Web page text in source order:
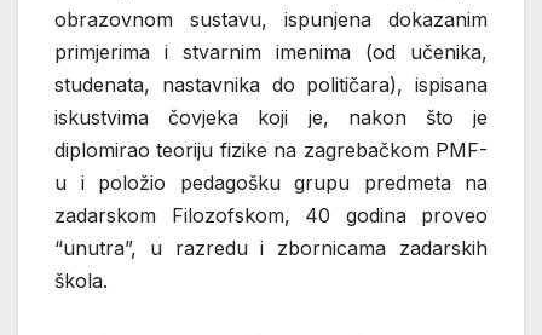
obrazovnom sustavu, ispunjena dokazanim
primjerima i stvarnim imenima (od učenika,
studenata, nastavnika do političara), ispisana
iskustvima čovjeka koji je, nakon što je
diplomirao teoriju fizike na zagrebačkom PMF-
u i položio pedagošku grupu predmeta na
zadarskom Filozofskom, 40 godina proveo
“unutra”, u razredu i zbornicama zadarskih
škola.